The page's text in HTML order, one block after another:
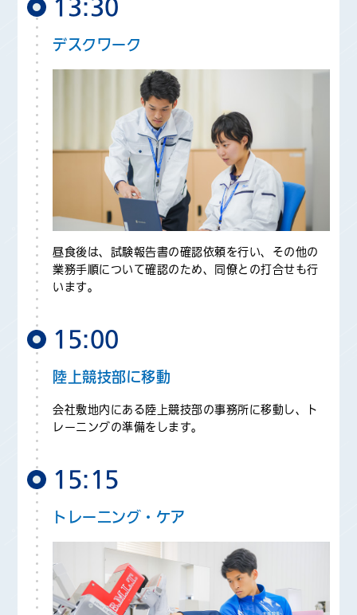
13:30
デスクワーク
昼食後は、試験報告書の確認依頼を行い、その他の
業務手順について確認のため、同僚との打合せも行
います。
15:00
陸上競技部に移動
会社敷地内にある陸上競技部の事務所に移動し、ト
レーニングの準備をします。
15:15
トレーニング・ケア